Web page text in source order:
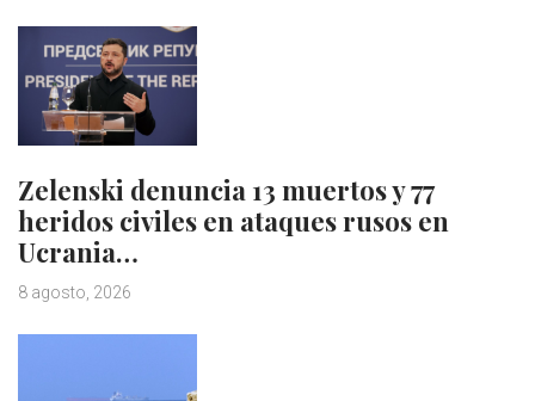
Zelenski denuncia 13 muertos y 77
heridos civiles en ataques rusos en
Ucrania…
8 agosto, 2026